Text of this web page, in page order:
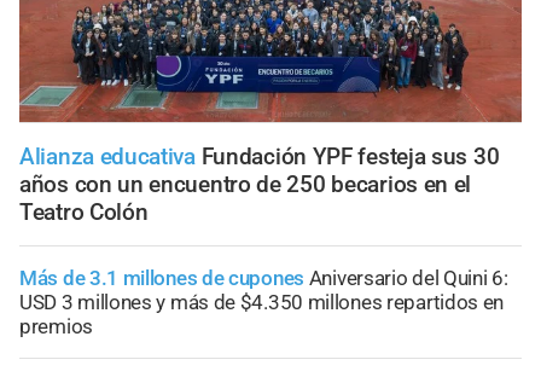
Alianza educativa Fundación YPF festeja sus 30
años con un encuentro de 250 becarios en el
Teatro Colón
Más de 3.1 millones de cupones Aniversario del Quini 6:
USD 3 millones y más de $4.350 millones repartidos en
premios